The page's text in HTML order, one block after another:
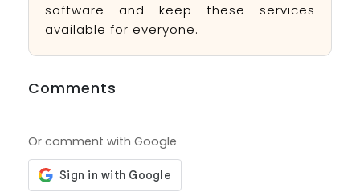
software and keep these services
available for everyone.
Comments
Or comment with Google